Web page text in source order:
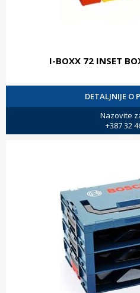
I-BOXX 72 INSET
DETALJNIJE O
Nazovite
+387 32